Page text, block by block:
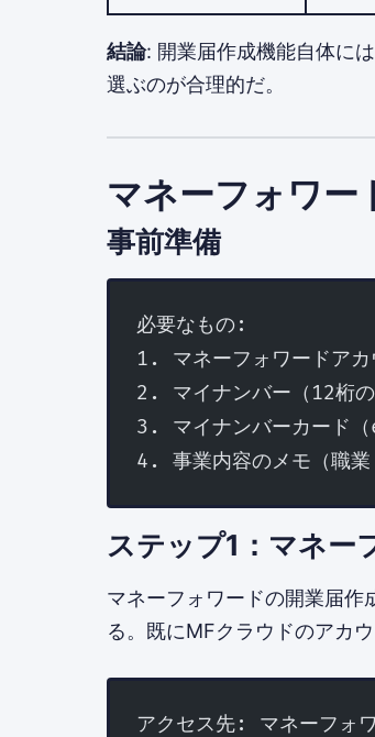
結論: 開業届作成機能自体に
選ぶのが合理的だ。
マネーフォワー
事前準備
必要なもの:
1. マネーフォワードアカ
2. マイナンバー（12桁の
3. マイナンバーカード（
4. 事業内容のメモ（職業
ステップ1：マネー
マネーフォワードの開業届作
る。既にMFクラウドのアカ
アクセス先: マネーフォ